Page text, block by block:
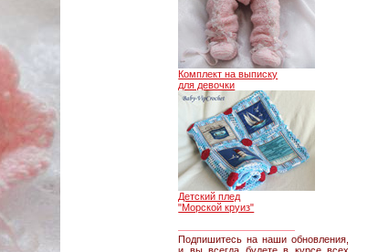
Комплект на выписку
для девочки
Детский плед
"Морской круиз"
Подпишитесь на наши обновления,